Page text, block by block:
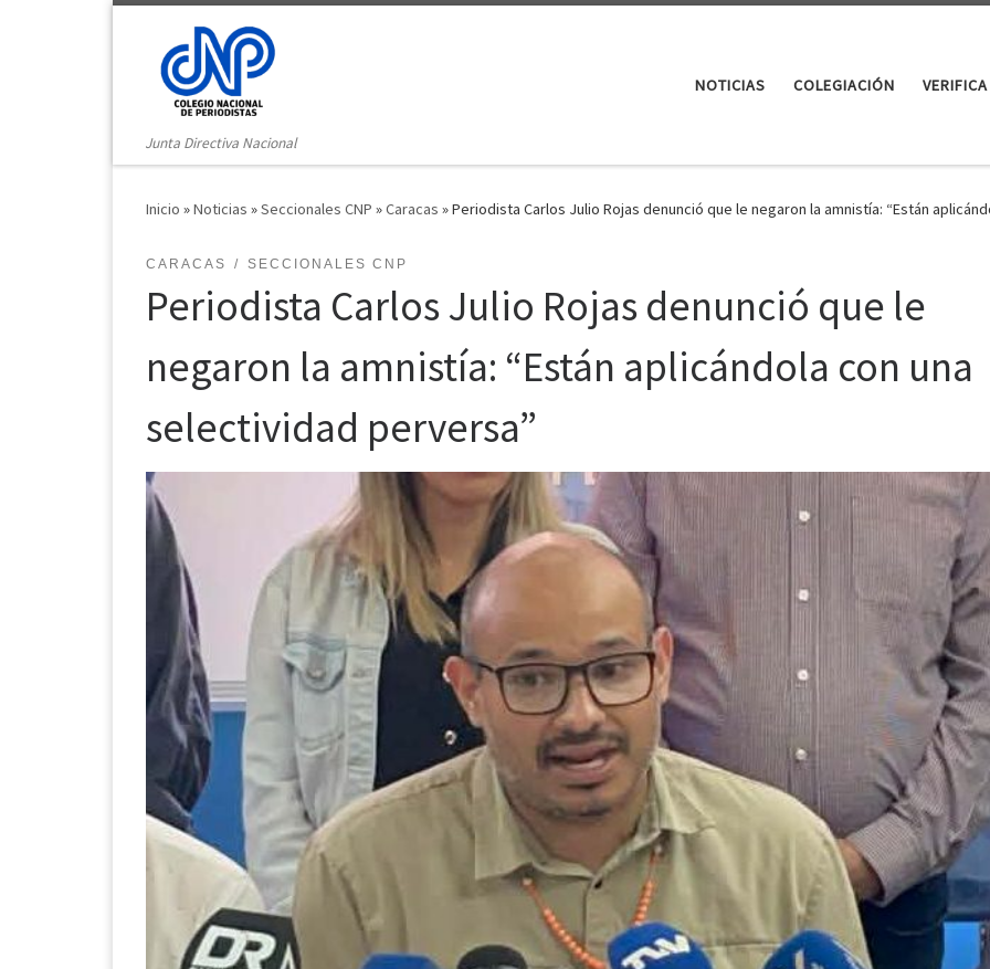
Junta Directiva Nacional
NOTICIAS COLEGIACIÓN
Inicio »Noticias »Seccionales CNP »Caracas »Periodista Carlos Julio Rojas denunció que le negaron la amnistía: “Están
CARACAS SECCIONALES CNP
Periodista Carlos Julio Rojas denunció que le
negaron la amnistía: “Están aplicándola con una
selectividad perversa”